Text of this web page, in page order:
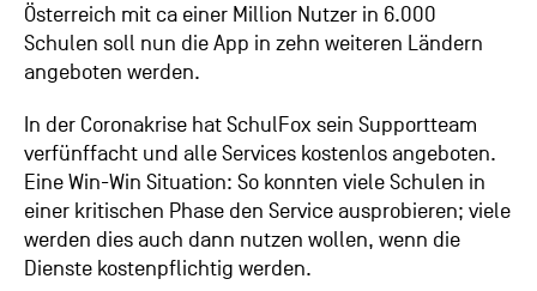
Österreich mit ca einer Million Nutzer in 6.000
Schulen soll nun die App in zehn weiteren Ländern
angeboten werden.
In der Coronakrise hat SchulFox sein Supportteam
verfünffacht und alle Services kostenlos angeboten.
Eine Win-Win Situation: So konnten viele Schulen in
einer kritischen Phase den Service ausprobieren; viele
werden dies auch dann nutzen wollen, wenn die
Dienste kostenpflichtig werden.